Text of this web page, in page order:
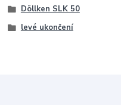
Döllken SLK 50
levé ukončení